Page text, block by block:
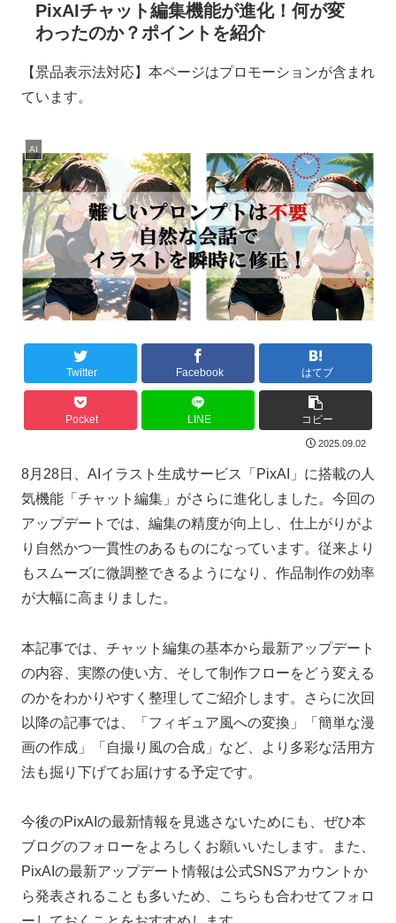
PixAIチャット編集機能が進化！何が変
わったのか？ポイントを紹介
【景品表示法対応】本ページはプロモーションが含まれ
ています。
AI
Twitter Facebook はてブ
Pocket LINE コピー
2025.09.02
8月28日、AIイラスト生成サービス「PixAI」に搭載の人
気機能「チャット編集」がさらに進化しました。今回の
アップデートでは、編集の精度が向上し、仕上がりがよ
り自然かつ一貫性のあるものになっています。従来より
もスムーズに微調整できるようになり、作品制作の効率
が大幅に高まりました。
本記事では、チャット編集の基本から最新アップデート
の内容、実際の使い方、そして制作フローをどう変える
のかをわかりやすく整理してご紹介します。さらに次回
以降の記事では、「フィギュア風への変換」「簡単な漫
画の作成」「自撮り風の合成」など、より多彩な活用方
法も掘り下げてお届けする予定です。
今後のPixAIの最新情報を見逃さないためにも、ぜひ本
ブログのフォローをよろしくお願いいたします。また、
PixAIの最新アップデート情報は公式SNSアカウントか
ら発表されることも多いため、こちらも合わせてフォロ